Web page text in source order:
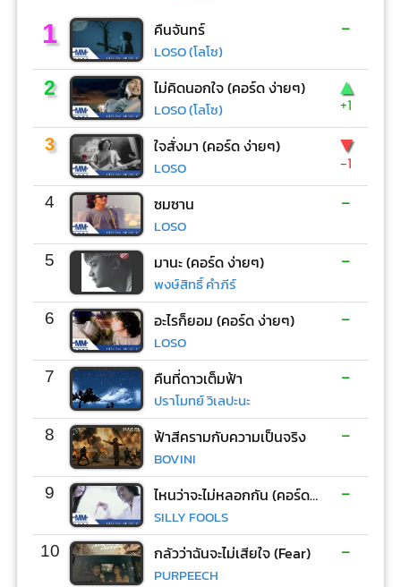
1 คืนจันทร์
LOSO (โลโซ)
-
2 ไม่คิดนอกใจ (คอร์ด ง่ายๆ)
LOSO (โลโซ)
▲
+1
3 ใจสั่งมา (คอร์ด ง่ายๆ)
LOSO
▼
-1
4 ซมซาน
LOSO
-
5 มานะ (คอร์ด ง่ายๆ)
พงษ์สิทธิ์ คำภีร์
-
6 อะไรก็ยอม (คอร์ด ง่ายๆ)
LOSO
-
7 คืนที่ดาวเต็มฟ้า
ปราโมทย์ วิเลปะนะ
-
8 ฟ้าสีครามกับความเป็นจริง
BOVINI
-
9 ไหนว่าจะไม่หลอกกัน (คอร์ด ง่ายๆ)
SILLY FOOLS
-
10 กลัวว่าฉันจะไม่เสียใจ (Fear)
PURPEECH
-